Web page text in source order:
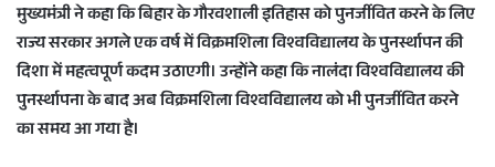
मुख्यमंत्री ने कहा कि बिहार के गौरवशाली इतिहास को पुनर्जीवित करने के लिए
राज्य सरकार अगले एक वर्ष मेंविक्रमशिला विश्वविद्यालयके पुनर्स्थापन की
दिशा में महत्वपूर्ण कदम उठाएगी। उन्होंने कहा कि नालंदा विश्वविद्यालय की
पुनर्स्थापना के बाद अब विक्रमशिला विश्वविद्यालय को भी पुनर्जीवित करने
का समय आ गया है।